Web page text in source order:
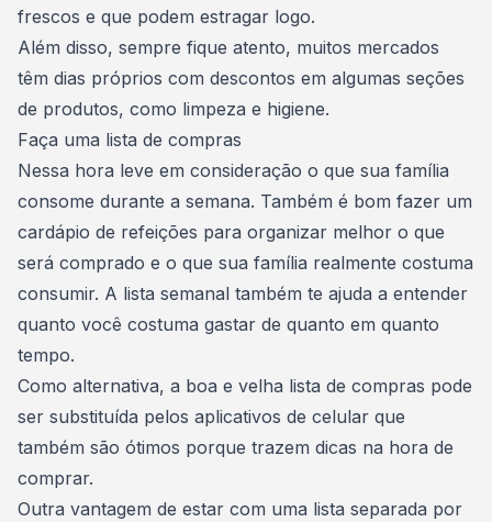
frescos e que podem estragar logo.
Além disso, sempre fique atento, muitos mercados
têm dias próprios com descontos em algumas seções
de produtos, como limpeza e higiene.
Faça uma lista de compras
Nessa hora leve em consideração o que sua família
consome durante a semana. Também é bom fazer um
cardápio de refeições para organizar melhor o que
será comprado e o que sua família realmente costuma
consumir. A lista semanal também te ajuda a entender
quanto você costuma gastar de quanto em quanto
tempo.
Como alternativa, a boa e velha lista de compras pode
ser substituída pelos aplicativos de celular que
também são ótimos porque trazem dicas na hora de
comprar.
Outra vantagem de estar com uma lista separada por